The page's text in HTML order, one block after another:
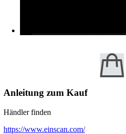
Anleitung zum Kauf​
Händler finden
https://www.einscan.com/